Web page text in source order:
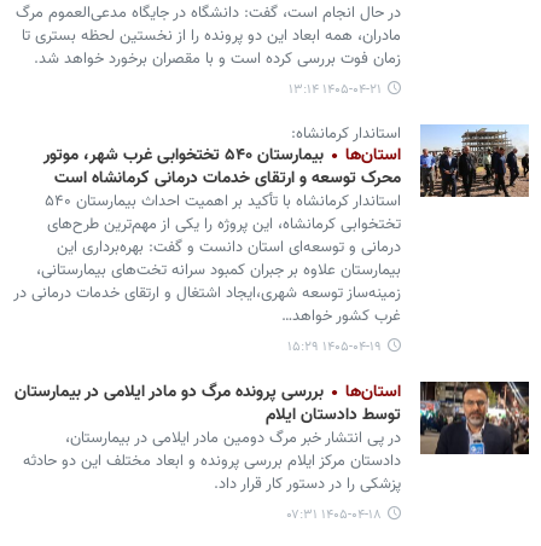
در حال انجام است، گفت: دانشگاه در جایگاه مدعی‌العموم مرگ
مادران، همه ابعاد این دو پرونده را از نخستین لحظه بستری تا
زمان فوت بررسی کرده است و با مقصران برخورد خواهد شد.
۱۴۰۵-۰۴-۲۱ ۱۳:۱۴
استاندار کرمانشاه:
استان‌ها
بیمارستان ۵۴۰ تختخوابی غرب شهر، موتور
محرک توسعه و ارتقای خدمات درمانی کرمانشاه است
استاندار کرمانشاه با تأکید بر اهمیت احداث بیمارستان ۵۴۰
تختخوابی کرمانشاه، این پروژه را یکی از مهم‌ترین طرح‌های
درمانی و توسعه‌ای استان دانست و گفت: بهره‌برداری این
بیمارستان علاوه بر جبران کمبود سرانه تخت‌های بیمارستانی،
زمینه‌ساز توسعه شهری،ایجاد اشتغال و ارتقای خدمات درمانی در
غرب کشور خواهد…
۱۴۰۵-۰۴-۱۹ ۱۵:۲۹
استان‌ها
بررسی پرونده مرگ دو مادر ایلامی در بیمارستان
توسط دادستان ایلام
در پی انتشار خبر مرگ دومین مادر ایلامی در بیمارستان،
دادستان مرکز ایلام بررسی پرونده و ابعاد مختلف این دو حادثه
پزشکی را در دستور کار قرار داد.
۱۴۰۵-۰۴-۱۸ ۰۷:۳۱